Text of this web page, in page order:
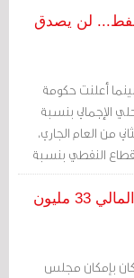
لن يصدق
أعلنت حكومة
الإجمالي بنسبة
الثاني من العام الجاري،
النفطي بنسبة
القطاع مع تضاعف
أكذب ولا أنتظر أن يصدقني أحد... الوفر المالي 33 مليون
بإمكان مجلس